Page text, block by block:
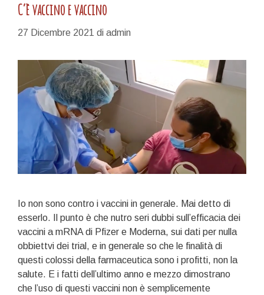
C’è vaccino e vaccino
27 Dicembre 2021 di admin
Io non sono contro i vaccini in generale. Mai detto di
esserlo. Il punto è che nutro seri dubbi sull’efficacia dei
vaccini a mRNA di Pfizer e Moderna, sui dati per nulla
obbiettvi dei trial, e in generale so che le finalità di
questi colossi della farmaceutica sono i profitti, non la
salute. E i fatti dell’ultimo anno e mezzo dimostrano
che l’uso di questi vaccini non è semplicemente